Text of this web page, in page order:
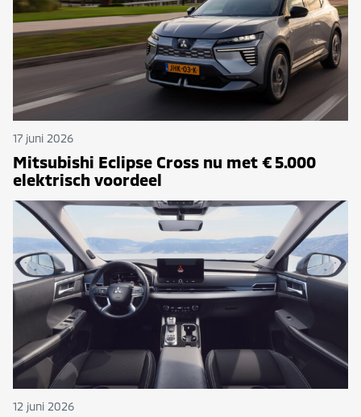
17 juni 2026
Mitsubishi Eclipse Cross nu met € 5.000
elektrisch voordeel
12 juni 2026